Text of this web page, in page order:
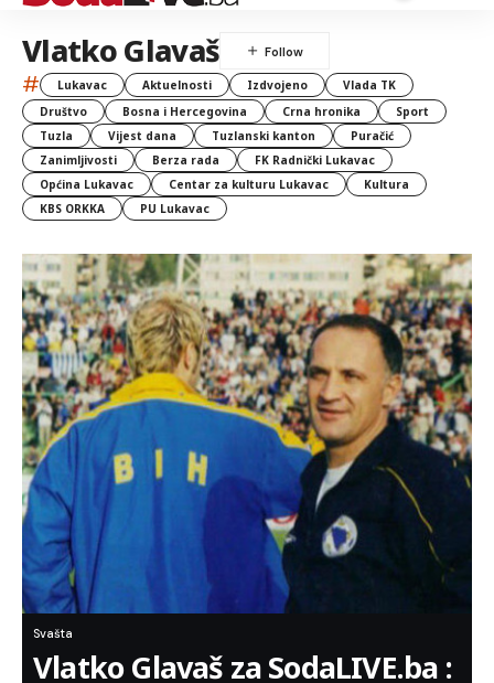
Vlatko Glavaš
# Lukavac Aktuelnosti Izdvojeno
Vlada TK
Društvo
Bosna i Hercegovina Crna hronika
Sport
Tuzla
Vijest dana Tuzlanski kanton
Puračić
Zanimljivosti
Berza rada
FK Radnički Lukavac
Općina Lukavac
Centar za kulturu Lukavac
Kultura
KBS ORKKA
PU Lukavac
Svašta
Vlatko Glavaš za SodaLIVE.ba :